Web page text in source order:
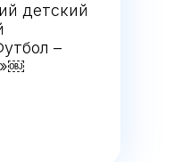
детский
–